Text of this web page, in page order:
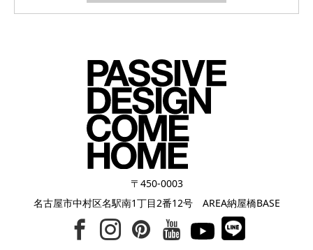
〒450-0003
名古屋市中村区名駅南1丁目2番12号 AREA納屋橋BASE